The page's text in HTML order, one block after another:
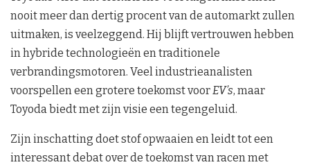
nooit meer dan dertig procent van de automarkt zullen
uitmaken, is veelzeggend. Hij blijft vertrouwen hebben
in hybride technologieën en traditionele
verbrandingsmotoren. Veel industrieanalisten
voorspellen een grotere toekomst voorEV’s, maar
Toyoda biedt met zijn visie een tegengeluid.
Zijn inschatting doet stof opwaaien en leidt tot een
interessant debat over de toekomst van racen met